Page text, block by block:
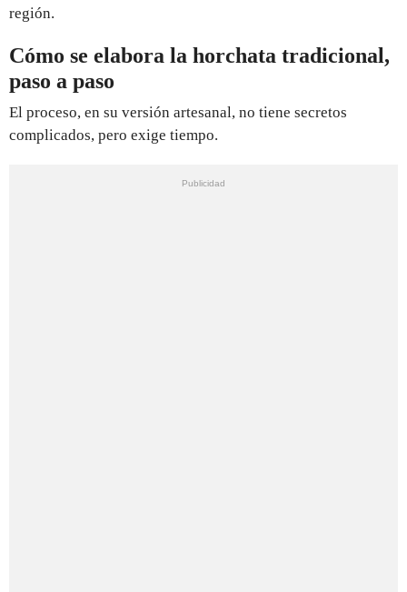
región.
Cómo se elabora la horchata tradicional,
paso a paso
El proceso, en su versión artesanal, no tiene secretos
complicados, pero exige tiempo.